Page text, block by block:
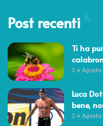
Post recenti
Ti ha
4 Agosto
Luca
bene,
4 Agosto